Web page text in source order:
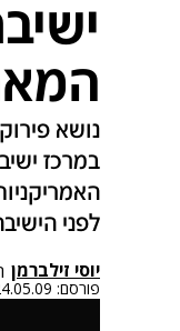
נושא
במרכז
לפני
יוסי זילברמן
פורסם: 07:36